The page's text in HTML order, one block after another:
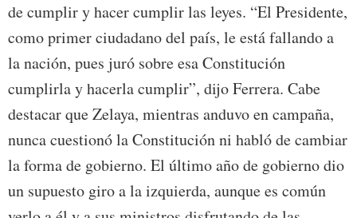
de cumplir y hacer cumplir las leyes. “El Presidente,
como primer ciudadano del país, le está fallando a
la nación, pues juró sobre esa Constitución
cumplirla y hacerla cumplir”, dijo Ferrera. Cabe
destacar que Zelaya, mientras anduvo en campaña,
nunca cuestionó la Constitución ni habló de cambiar
la forma de gobierno. El último año de gobierno dio
un supuesto giro a la izquierda, aunque es común